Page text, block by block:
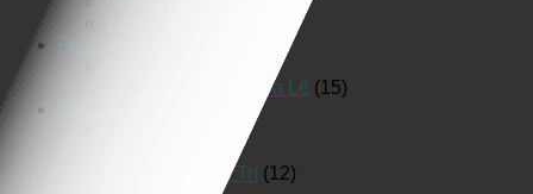
Phụ Kiện Trang Trí
Đèn Chùm Pha Lê (15)
Vách Ốp Trang Trí (12)